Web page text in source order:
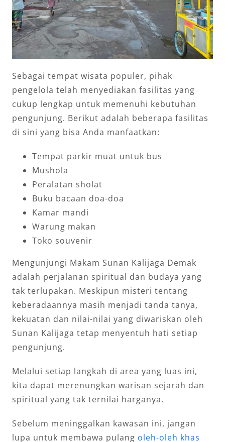
Sebagai tempat wisata populer, pihak
pengelola telah menyediakan fasilitas yang
cukup lengkap untuk memenuhi kebutuhan
pengunjung. Berikut adalah beberapa fasilitas
di sini yang bisa Anda manfaatkan:
Tempat parkir muat untuk bus
Mushola
Peralatan sholat
Buku bacaan doa-doa
Kamar mandi
Warung makan
Toko souvenir
Mengunjungi Makam Sunan Kalijaga Demak
adalah perjalanan spiritual dan budaya yang
tak terlupakan. Meskipun misteri tentang
keberadaannya masih menjadi tanda tanya,
kekuatan dan nilai-nilai yang diwariskan oleh
Sunan Kalijaga tetap menyentuh hati setiap
pengunjung.
Melalui setiap langkah di area yang luas ini,
kita dapat merenungkan warisan sejarah dan
spiritual yang tak ternilai harganya.
Sebelum meninggalkan kawasan ini, jangan
lupa untuk membawa pulang oleh-oleh khas